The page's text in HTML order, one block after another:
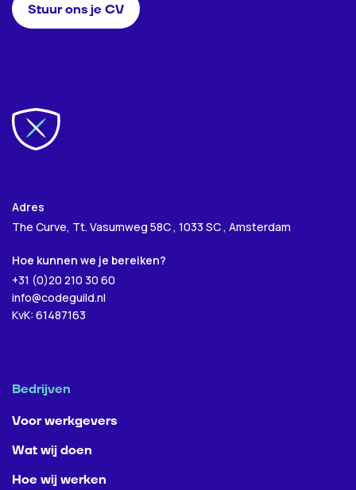
Stuur ons je CV
Adres
The Curve, Tt. Vasumweg 58C , 1033 SC , Amsterdam
Hoe kunnen we je bereiken?
+31 (0)20 210 30 60
info@codeguild.nl
KvK: 61487163
Bedrijven
Voor werkgevers
Wat wij doen
Hoe wij werken